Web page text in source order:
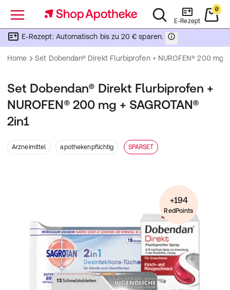
Menü E-Rezept
0
E-Rezept: Automatisch bis zu 20 € sparen.
Home Set Dobendan® Direkt Flurbiprofen + NUROFEN® 200 mg +
Set Dobendan® Direkt Flurbiprofen +
NUROFEN® 200 mg + SAGROTAN®
2in1
Arzneimittel apothekenpflichtig SPARSET
+194
RedPoints